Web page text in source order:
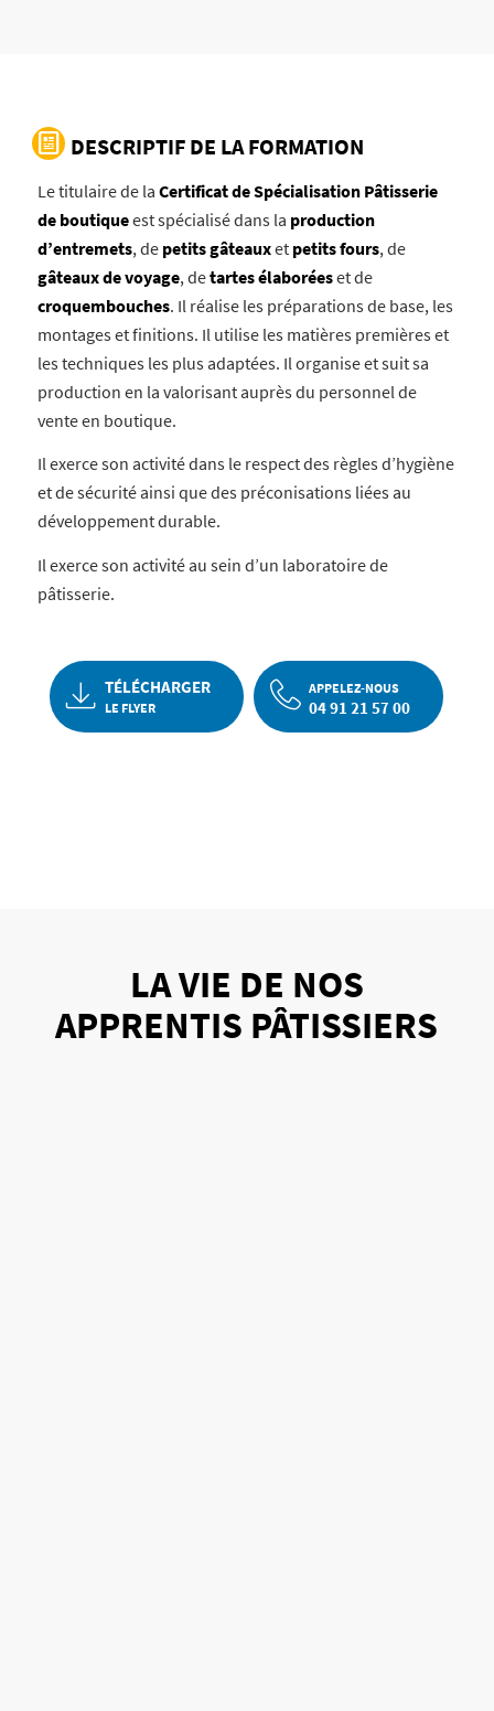
DESCRIPTIF DE LA FORMATION
Le titulaire de la Certificat de Spécialisation Pâtisserie
de boutiqueest spécialisé dans la production
d’entremets, de petits gâteauxet petits fours, de
gâteaux de voyage, detartes élaboréeset de
croquembouches. Il réalise les préparations de base, les
montages et finitions. Il utilise les matières premières et
les techniques les plus adaptées. Il organise et suit sa
production en la valorisant auprès du personnel de
vente en boutique.
Il exerce son activité dans le respect des règles d’hygiène
et de sécurité ainsi que des préconisations liées au
développement durable.
Il exerce son activité au sein d’un laboratoire de
pâtisserie.
TÉLÉCHARGER
LE FLYER
APPELEZ-NOUS
04 91 21 57 00
LA VIE DE NOS
APPRENTIS PÂTISSIERS